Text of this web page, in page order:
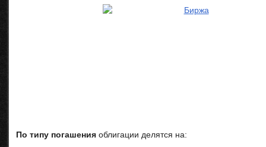
По типу погашения облигации делятся на: